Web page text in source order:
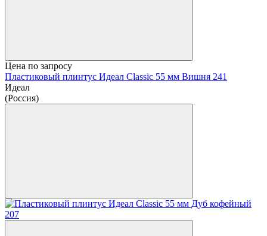
Цена по запросу
Пластиковый плинтус Идеал Classic 55 мм Вишня 241
Идеал
(Россия)